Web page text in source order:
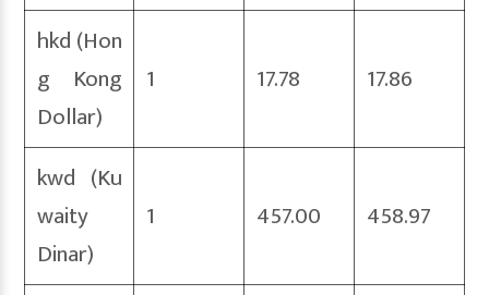
hkd (Hon
g Kong
Dollar)
1 17.78 17.86
kwd (Ku
waity
Dinar)
1 457.00 458.97